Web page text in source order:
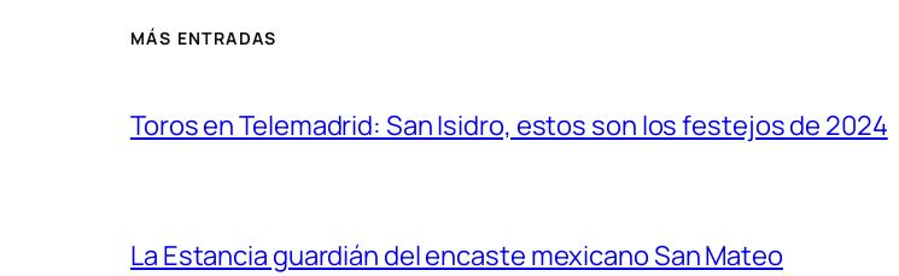
MÁS ENTRADAS
Toros en Telemadrid: San Isidro, estos son los festejos de 2024
La Estancia guardián del encaste mexicano San Mateo